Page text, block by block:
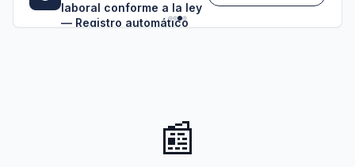
laboral conforme a la ley
— Registro automático
📰